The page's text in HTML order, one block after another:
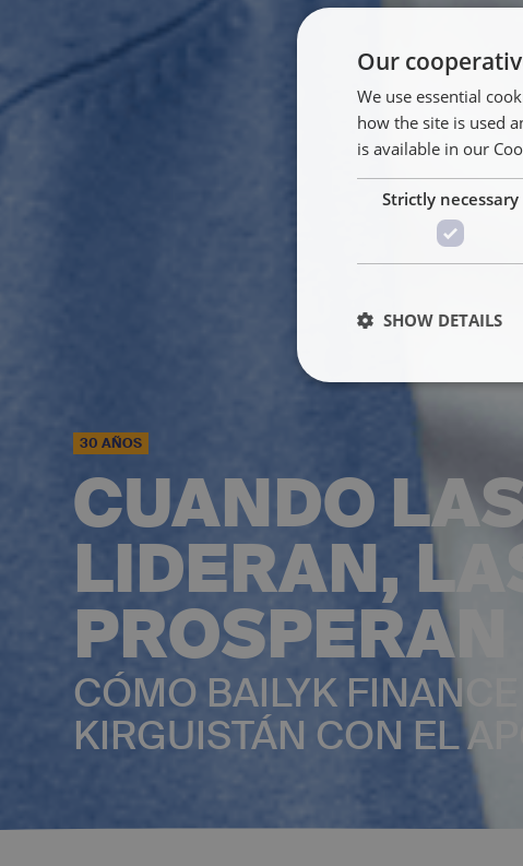
30 AÑOS
CUANDO
LIDERAN,
PROSPERAN
CÓMO BAILYK
KIRGUISTÁN CON EL
Our
We use essential
how the site is used
is available in our
Strictly necessary
SHOW DETAILS